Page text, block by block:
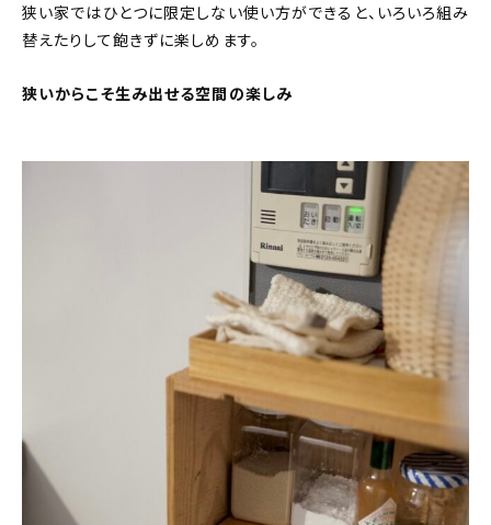
狭い家ではひとつに限定しない使い方ができると、いろいろ組み
替えたりして飽きずに楽しめます。
狭いからこそ生み出せる空間の楽しみ